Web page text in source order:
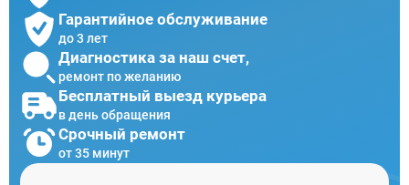
Гарантийное обслуживание
до 3 лет
Диагностика за наш счет,
ремонт по желанию
Бесплатный выезд курьера
в день обращения
Срочный ремонт
от 35 минут